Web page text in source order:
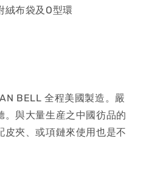
絨布袋及O型環
BELL 全程美國製造。嚴
與大量生産之中國彷品的
夾、或項鏈來使用也是不